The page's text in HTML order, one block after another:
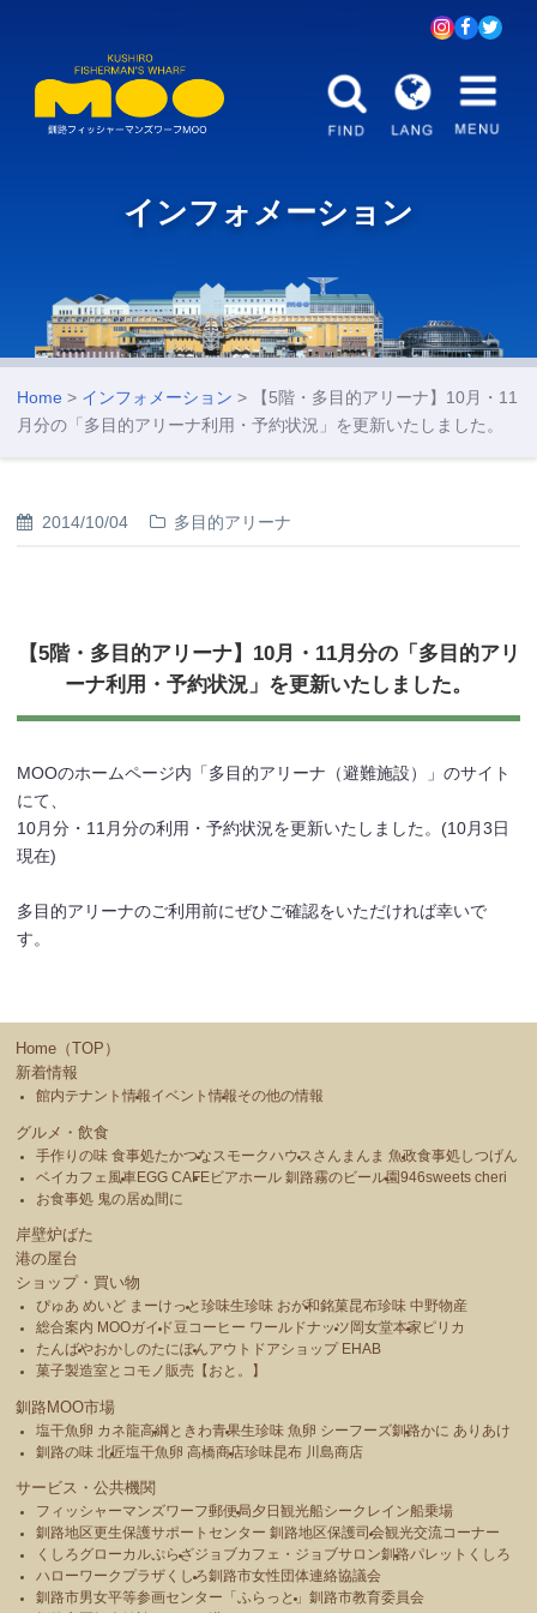
インフォメーション
Home > インフォメーション > 【5階・多目的アリーナ】10月・11
月分の「多目的アリーナ利用・予約状況」を更新いたしました。
2014/10/04 多目的アリーナ
【5階・多目的アリーナ】10月・11月分の「多目的アリ
ーナ利用・予約状況」を更新いたしました。
MOOのホームページ内「多目的アリーナ（避難施設）」のサイト
にて、
10月分・11月分の利用・予約状況を更新いたしました。(10月3日
現在)
多目的アリーナのご利用前にぜひご確認をいただければ幸いで
す。
Home（TOP）
新着情報
館内テナント情報イベント情報その他の情報
グルメ・飲食
手作りの味 食事処たかつな スモークハウス さんまんま 魚政食事処しつげん
ベイカフェ風車EGG CAFEビアホール 釧路霧のビール園946sweets cheri
お食事処 鬼の居ぬ間に
岸壁炉ばた
港の屋台
ショップ・買い物
ぴゅあ めいど まーけっと珍味生珍味 おが和銘菓昆布珍味 中野物産
総合案内 MOOガイド 豆コーヒー ワールドナッツ 岡女堂本家 ピリカ
たんばやおかしのたにぽんアウトドアショップ EHAB
菓子製造室とコモノ販売【おと。】
釧路MOO市場
塩干魚卵 カネ龍高綱 ときわ青果生珍味 魚卵 シーフーズ釧路かに ありあけ
釧路の味 北匠塩干魚卵 高橋商店珍味昆布 川島商店
サービス・公共機関
フィッシャーマンズワーフ郵便局夕日観光船シークレイン船乗場
釧路地区更生保護サポートセンター 釧路地区保護司会観光交流コーナー
くしろグローカルぷらざジョブカフェ・ジョブサロン釧路パレットくしろ
ハローワークプラザくしろ釧路市女性団体連絡協議会
釧路市男女平等参画センター「ふらっと」釧路市教育委員会